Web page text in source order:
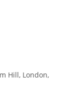
Hill, London,